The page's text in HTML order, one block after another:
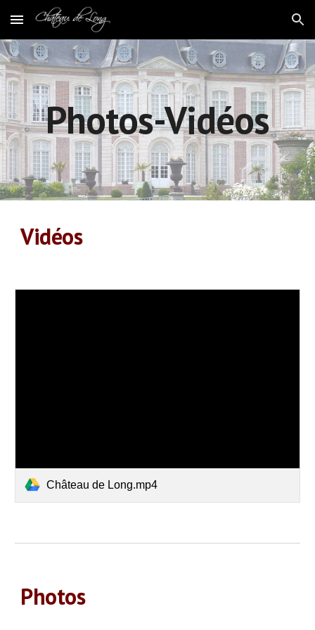
Skip to main content Skip to navigation
Photos-Vidéos
Vidéos
Château de Long.mp4
Photos